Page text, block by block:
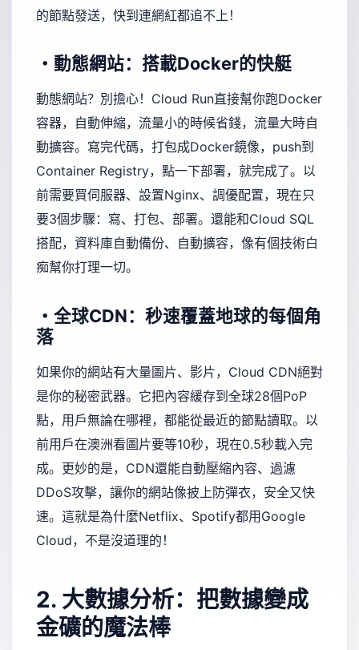
的節點發送，快到連網紅都追不上！
・動態網站：搭載Docker的快艇
動態網站？別擔心！Cloud Run直接幫你跑Docker
容器，自動伸縮，流量小的時候省錢，流量大時自
動擴容。寫完代碼，打包成Docker鏡像，push到
Container Registry，點一下部署，就完成了。以
前需要買伺服器、設置Nginx、調優配置，現在只
要3個步驟：寫、打包、部署。還能和Cloud SQL
搭配，資料庫自動備份、自動擴容，像有個技術白
痴幫你打理一切。
・全球CDN：秒速覆蓋地球的每個角
落
如果你的網站有大量圖片、影片，Cloud CDN絕對
是你的秘密武器。它把內容緩存到全球28個PoP
點，用戶無論在哪裡，都能從最近的節點讀取。以
前用戶在澳洲看圖片要等10秒，現在0.5秒載入完
成。更妙的是，CDN還能自動壓縮內容、過濾
DDoS攻擊，讓你的網站像披上防彈衣，安全又快
速。這就是為什麼Netflix、Spotify都用Google
Cloud，不是沒道理的！
2. 大數據分析：把數據變成
金礦的魔法棒